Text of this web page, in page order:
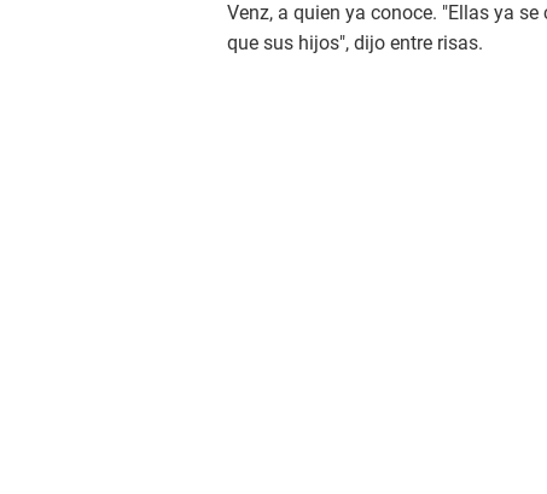
Venz, a quien ya conoce. "Ellas ya
que sus hijos", dijo entre risas.